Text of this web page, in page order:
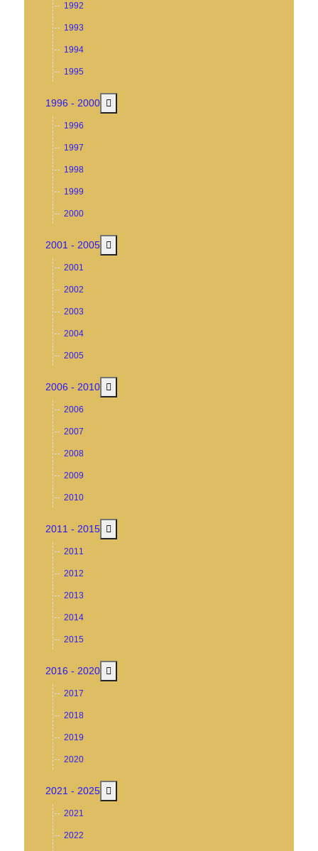
1992
1993
1994
1995
1996 - 2000
1996
1997
1998
1999
2000
2001 - 2005
2001
2002
2003
2004
2005
2006 - 2010
2006
2007
2008
2009
2010
2011 - 2015
2011
2012
2013
2014
2015
2016 - 2020
2017
2018
2019
2020
2021 - 2025
2021
2022